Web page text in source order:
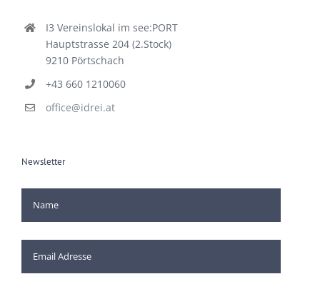
I3 Vereinslokal im see:PORT
Hauptstrasse 204 (2.Stock)
9210 Pörtschach
+43 660 1210060
office@idrei.at
Newsletter